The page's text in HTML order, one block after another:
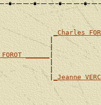
_Charles
|
|
______
|
|
|
_Jeanne